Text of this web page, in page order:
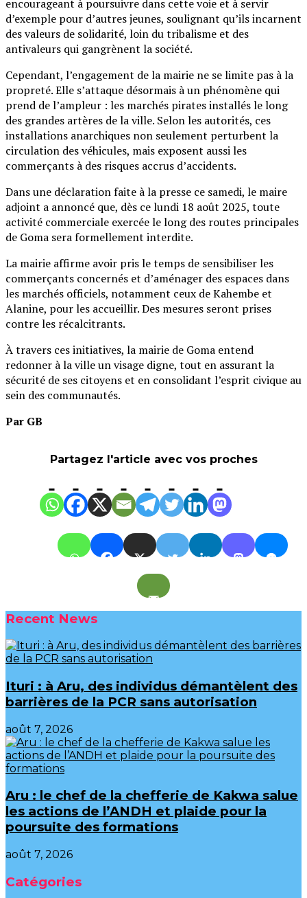
encourageant à poursuivre dans cette voie et à servir
d’exemple pour d’autres jeunes, soulignant qu’ils incarnent
des valeurs de solidarité, loin du tribalisme et des
antivaleurs qui gangrènent la société.
Cependant, l’engagement de la mairie ne se limite pas à la
propreté. Elle s’attaque désormais à un phénomène qui
prend de l’ampleur : les marchés pirates installés le long
des grandes artères de la ville. Selon les autorités, ces
installations anarchiques non seulement perturbent la
circulation des véhicules, mais exposent aussi les
commerçants à des risques accrus d’accidents.
Dans une déclaration faite à la presse ce samedi, le maire
adjoint a annoncé que, dès ce lundi 18 août 2025, toute
activité commerciale exercée le long des routes principales
de Goma sera formellement interdite.
La mairie affirme avoir pris le temps de sensibiliser les
commerçants concernés et d’aménager des espaces dans
les marchés officiels, notamment ceux de Kahembe et
Alanine, pour les accueillir. Des mesures seront prises
contre les récalcitrants.
À travers ces initiatives, la mairie de Goma entend
redonner à la ville un visage digne, tout en assurant la
sécurité de ses citoyens et en consolidant l’esprit civique au
sein des communautés.
Par GB
Partagez l'article avec vos proches
Recent News
Ituri : à Aru, des individus démantèlent des
barrières de la PCR sans autorisation
août 7, 2026
Aru : le chef de la chefferie de Kakwa salue
les actions de l’ANDH et plaide pour la
poursuite des formations
août 7, 2026
Catégories